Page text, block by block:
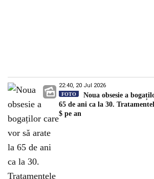
22:40, 20 Jul 2026
FOTO
Noua obsesie a
65 de ani ca la 30.
$ pe an